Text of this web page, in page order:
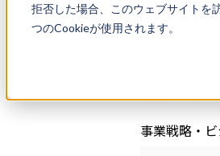
拒否した場合、このウェブサイトを
つのCookieが使用されます。
事業理解
事業戦略・